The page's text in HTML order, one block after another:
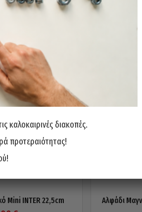
Μini INTER 22,5cm Αλφάδι
καλοκαιρινές διακοπές.
προτεραιότητας!